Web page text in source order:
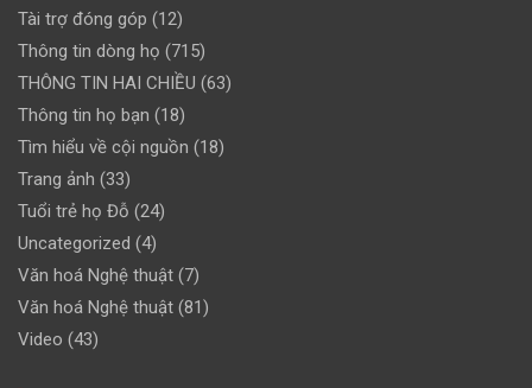
Tài trợ đóng góp (12)
Thông tin dòng họ (715)
THÔNG TIN HAI CHIỀU (63)
Thông tin họ bạn (18)
Tìm hiểu về cội nguồn (18)
Trang ảnh (33)
Tuổi trẻ họ Đỗ (24)
Uncategorized (4)
Văn hoá Nghệ thuật (7)
Văn hoá Nghệ thuật (81)
Video (43)